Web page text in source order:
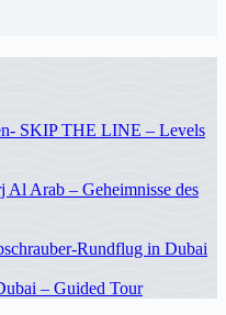
SKIP THE LINE – Levels
Al Arab – Geheimnisse des
Rundflug in Dubai
– Guided Tour